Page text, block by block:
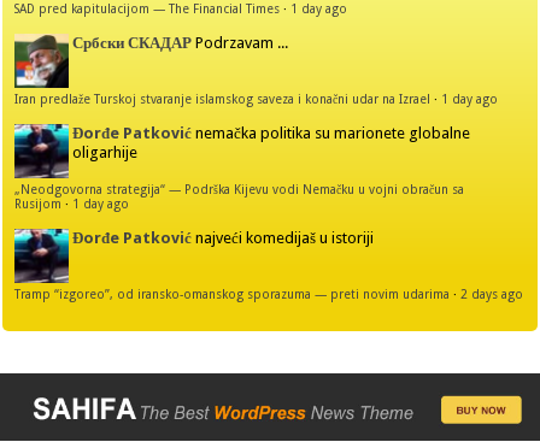
SAD pred kapitulacijom — The Financial Times · 1 day ago
Србски СКАДАР Podrzavam ...
Iran predlaže Turskoj stvaranje islamskog saveza i konačni udar na Izrael · 1 day ago
Đorđe Patković nemačka politika su marionete globalne
oligarhije
„Neodgovorna strategija“ — Podrška Kijevu vodi Nemačku u vojni obračun sa
Rusijom · 1 day ago
Đorđe Patković najveći komedijaš u istoriji
Tramp “izgoreo”, od iransko-omanskog sporazuma — preti novim udarima ·2 days ago